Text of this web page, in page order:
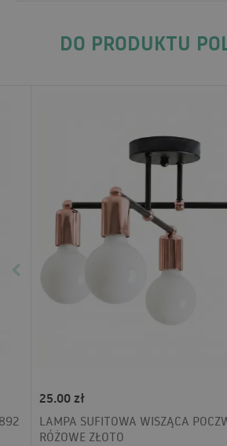
DO PRODUKTU
25.00 zł
LAMPA SUFITOWA WISZĄCA
RÓŻOWE ZŁOTO